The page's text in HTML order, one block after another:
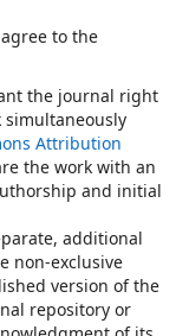
to the
the journal right
Attribution
the work with an
and initial
additional
non-exclusive
version of the
repository or